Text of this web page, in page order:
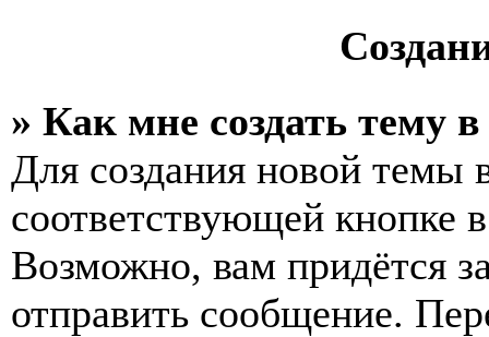
» Как мне создать тему
Для создания новой темы
соответствующей кнопке
Возможно, вам придётся
отправить сообщение.